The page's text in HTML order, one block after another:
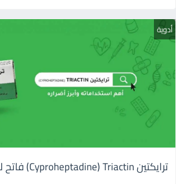
أدوية
ترايكتين Cyproheptadine) Triactin) فاتح للشهية لزيادة الوزن